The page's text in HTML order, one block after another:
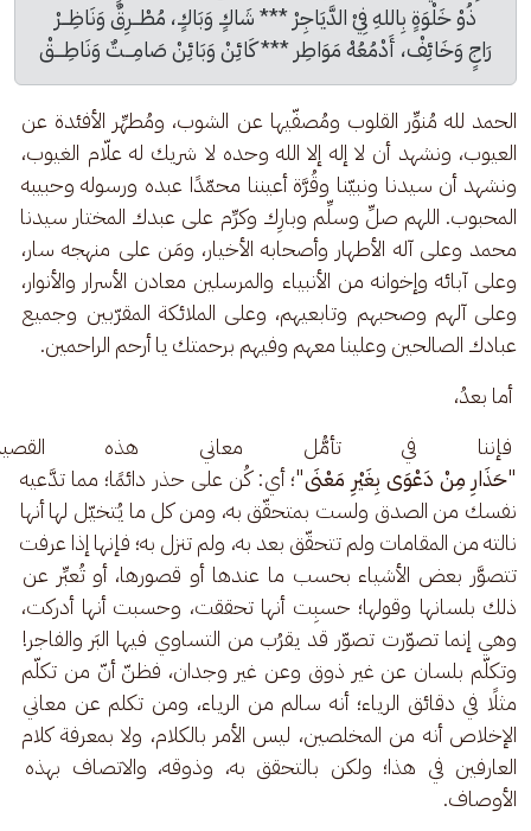
ذُوْ خَلْوَةٍ بِاللهِ فِيْ الدَّيَاجِرْ *** شَاكٍ وَبَاكٍ، مُطْـــرِقٌ وَنَاظِـــرْ
رَاجٍ وَخَائِفْ، أَدْمُعُهْ مَوَاطِر *** كَائِنْ وَبَائِنْ صَامِـــتٌ وَنَاطِــــقْ
الحمد لله مُنوِّر القلوب ومُصفّيها عن الشوب، ومُطهِّر الأفئدة عن
العيوب، ونشهد أن لا إله إلا الله وحده لا شريك له علّام الغيوب،
ونشهد أن سيدنا ونبيّنا وقُرَّة أعيننا محمّدًا عبده ورسوله وحبيبه
المحبوب. اللهم صلِّ وسلِّم وبارِك وكرِّم على عبدك المختار سيدنا
محمد وعلى آله الأطهار وأصحابه الأخيار، ومَن على منهجه سار،
وعلى آبائه وإخوانه من الأنبياء والمرسلين معادن الأسرار والأنوار،
وعلى آلهم وصحبهم وتابعيهم، وعلى الملائكة المقرّبين وجميع
عبادك الصالحين وعلينا معهم وفيهم برحمتك يا أرحم الراحمين.
أما بعدُ،
فإننا في تأمُّل معاني هذه
"حَذَارِ مِنْ دَعْوَى بِغَيْرِ مَعْنَى"؛ أي: كُن على حذر دائمًا؛ مما تدَّعيه
نفسك من الصدق ولست بمتحقّق به، ومن كل ما يُتخيّل لها أنها
نالته من المقامات ولم تتحقّق بعد به، ولم تنزل به؛ فإنها إذا عرفت
تتصوَّر بعض الأشياء بحسب ما عندها أو قصورها، أو تُعبِّر عن
ذلك بلسانها وقولها؛ حسبِت أنها تحققت، وحسبت أنها أدركت،
وهي إنما تصوّرت تصوّر قد يقرُب من التساوي فيها البَر والفاجر!
وتكلّم بلسان عن غير ذوق وعن غير وجدان، فظنّ أنّ من تكلّم
مثلًا في دقائق الرياء؛ أنه سالم من الرياء، ومن تكلم عن معاني
الإخلاص أنه من المخلصين، ليس الأمر بالكلام، ولا بمعرفة كلام
العارفين في هذا؛ ولكن بالتحقق به، وذوقه، والاتصاف بهذه
الأوصاف.